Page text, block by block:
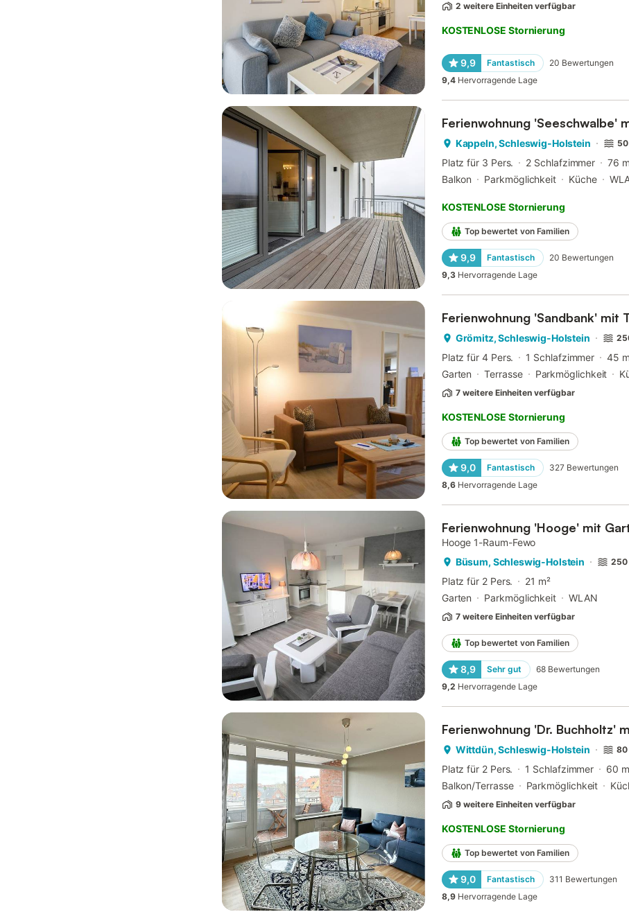
2 weitere Einheiten verfügbar
KOSTENLOSE Stornierung
9,9 Fantastisch 20 Bewertungen
9,4 Hervorragende Lage
Ferienwohnung 'Seeschwalbe'
Kappeln, Schleswig-Holstein
Platz für 3 Pers. 2 Schlafzimmer
76
Balkon
Parkmöglichkeit Küche
KOSTENLOSE Stornierung
Top bewertet von Familien
9,9 Fantastisch 20 Bewertungen
9,3 Hervorragende Lage
Ferienwohnung 'Sandbank' mit
Grömitz, Schleswig-Holstein
Platz für 4 Pers. 1 Schlafzimmer
45
Garten
Terrasse Parkmöglichkeit
7 weitere Einheiten verfügbar
KOSTENLOSE Stornierung
Top bewertet von Familien
9,0 Fantastisch 327 Bewertungen
8,6 Hervorragende Lage
Ferienwohnung 'Hooge' mit
Hooge 1-Raum-Fewo
Büsum, Schleswig-Holstein
250
Platz für 2 Pers.
21 m²
Garten
Parkmöglichkeit WLAN
7 weitere Einheiten verfügbar
Top bewertet von Familien
8,9 Sehr gut 68 Bewertungen
9,2 Hervorragende Lage
Ferienwohnung 'Dr. Buchholtz'
Wittdün, Schleswig-Holstein 80
Platz für 2 Pers. 1 Schlafzimmer
60
Balkon/Terrasse
Parkmöglichkeit
9 weitere Einheiten verfügbar
KOSTENLOSE Stornierung
Top bewertet von Familien
9,0 Fantastisch 311 Bewertungen
8,9 Hervorragende Lage